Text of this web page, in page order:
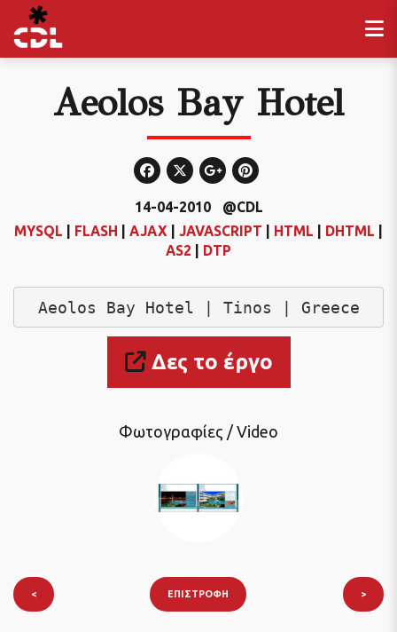
Aeolos Bay Hotel
14-04-2010
@CDL
MYSQL
FLASH AJAX JAVASCRIPT HTML DHTML
AS2
DTP
Aeolos Bay Hotel | Tinos | Greece
Δες το έργο
Φωτογραφίες / Video
< ΕΠΙΣΤΡΟΦΉ >